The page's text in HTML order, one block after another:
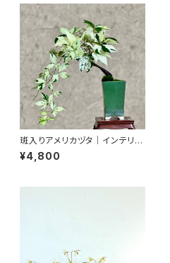
斑入りアメリカヅタ｜インテリア
を楽しむ盆栽｜高さ約16cm
¥4,800